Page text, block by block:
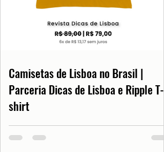
Camisetas de Lisboa no Brasil |
Parceria Dicas de Lisboa e Ripple T-
shirt